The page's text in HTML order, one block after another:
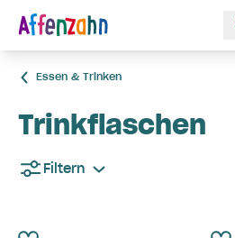
Essen & Trinken
Trinkflaschen
Filtern